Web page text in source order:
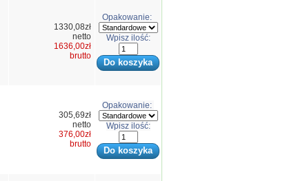
1330,08zł
netto
1636,00zł
brutto
Opakowanie:
Wpisz ilość:
305,69zł
netto
376,00zł
brutto
Opakowanie:
Wpisz ilość: